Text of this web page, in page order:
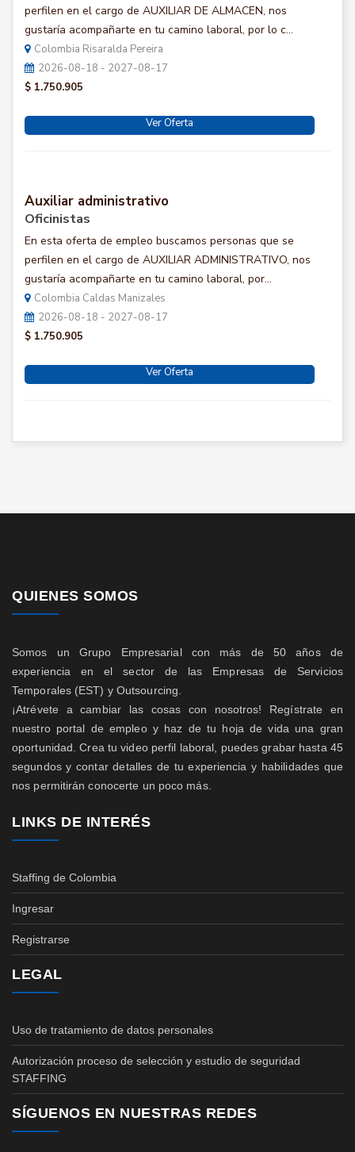
perfilen en el cargo de AUXILIAR DE ALMACEN, nos
gustaría acompañarte en tu camino laboral, por lo c...
Colombia Risaralda Pereira
2026-08-18 - 2027-08-17
$ 1.750.905
Ver Oferta
Auxiliar administrativo
Oficinistas
En esta oferta de empleo buscamos personas que se
perfilen en el cargo de AUXILIAR ADMINISTRATIVO, nos
gustaría acompañarte en tu camino laboral, por...
Colombia Caldas Manizales
2026-08-18 - 2027-08-17
$ 1.750.905
Ver Oferta
QUIENES SOMOS
Somos un Grupo Empresarial con más de 50 años de
experiencia en el sector de las Empresas de Servicios
Temporales (EST) y Outsourcing.
¡Atrévete a cambiar las cosas con nosotros! Regístrate en
nuestro portal de empleo y haz de tu hoja de vida una gran
oportunidad. Crea tu video perfil laboral, puedes grabar hasta 45
segundos y contar detalles de tu experiencia y habilidades que
nos permitirán conocerte un poco más.
LINKS DE INTERÉS
Staffing de Colombia
Ingresar
Registrarse
LEGAL
Uso de tratamiento de datos personales
Autorización proceso de selección y estudio de seguridad
STAFFING
SÍGUENOS EN NUESTRAS REDES